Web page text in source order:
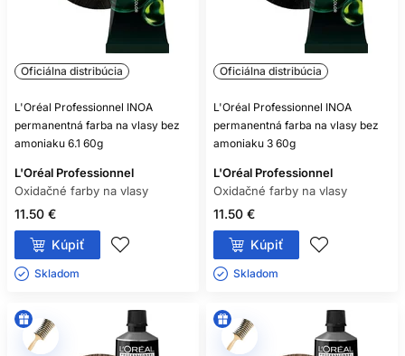
Oficiálna distribúcia
L'Oréal Professionnel INOA
permanentná farba na vlasy bez
amoniaku 6.1 60g
L'Oréal Professionnel
Oxidačné farby na vlasy
11.50 €
Kúpiť
Skladom ㅤ
Oficiálna distribúcia
L'Oréal Professionnel INOA
permanentná farba na vlasy bez
amoniaku 3 60g
L'Oréal Professionnel
Oxidačné farby na vlasy
11.50 €
Kúpiť
Skladom ㅤ